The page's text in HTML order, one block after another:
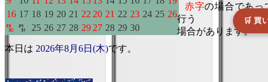
本日は 2026年8月6日(木)です。